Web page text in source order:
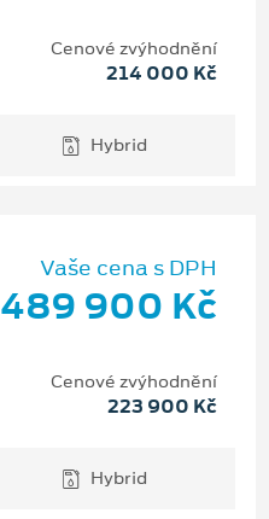
Cenové zvýhodnění
214 000 Kč
Hybrid
Vaše cena s DPH
489 900 Kč
Cenové zvýhodnění
223 900 Kč
Hybrid